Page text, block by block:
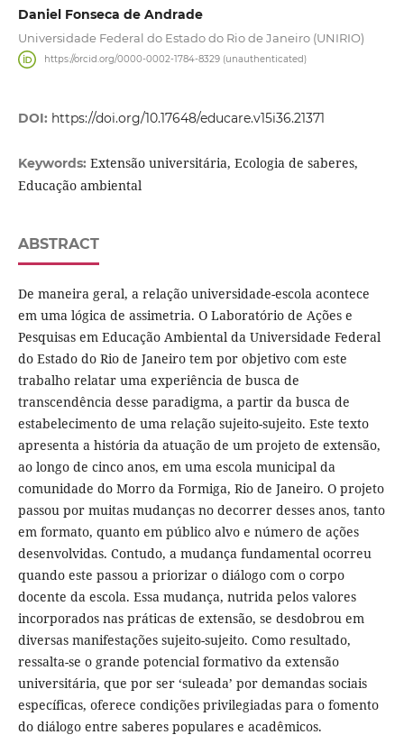
Daniel Fonseca de Andrade
Universidade Federal do Estado do Rio de Janeiro (UNIRIO)
https://orcid.org/0000-0002-1784-8329 (unauthenticated)
DOI: https://doi.org/10.17648/educare.v15i36.21371
Keywords: Extensão universitária, Ecologia de saberes,
Educação ambiental
ABSTRACT
De maneira geral, a relação universidade-escola acontece
em uma lógica de assimetria. O Laboratório de Ações e
Pesquisas em Educação Ambiental da Universidade Federal
do Estado do Rio de Janeiro tem por objetivo com este
trabalho relatar uma experiência de busca de
transcendência desse paradigma, a partir da busca de
estabelecimento de uma relação sujeito-sujeito. Este texto
apresenta a história da atuação de um projeto de extensão,
ao longo de cinco anos, em uma escola municipal da
comunidade do Morro da Formiga, Rio de Janeiro. O projeto
passou por muitas mudanças no decorrer desses anos, tanto
em formato, quanto em público alvo e número de ações
desenvolvidas. Contudo, a mudança fundamental ocorreu
quando este passou a priorizar o diálogo com o corpo
docente da escola. Essa mudança, nutrida pelos valores
incorporados nas práticas de extensão, se desdobrou em
diversas manifestações sujeito-sujeito. Como resultado,
ressalta-se o grande potencial formativo da extensão
universitária, que por ser ‘suleada’ por demandas sociais
específicas, oferece condições privilegiadas para o fomento
do diálogo entre saberes populares e acadêmicos.